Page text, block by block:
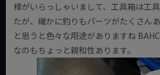
様がいらっしゃいまして、工具箱は工
たが、確かに釣りもパーツがたくさん
と思うと色々な用途がありますね
なのもちょっと親和性あります。